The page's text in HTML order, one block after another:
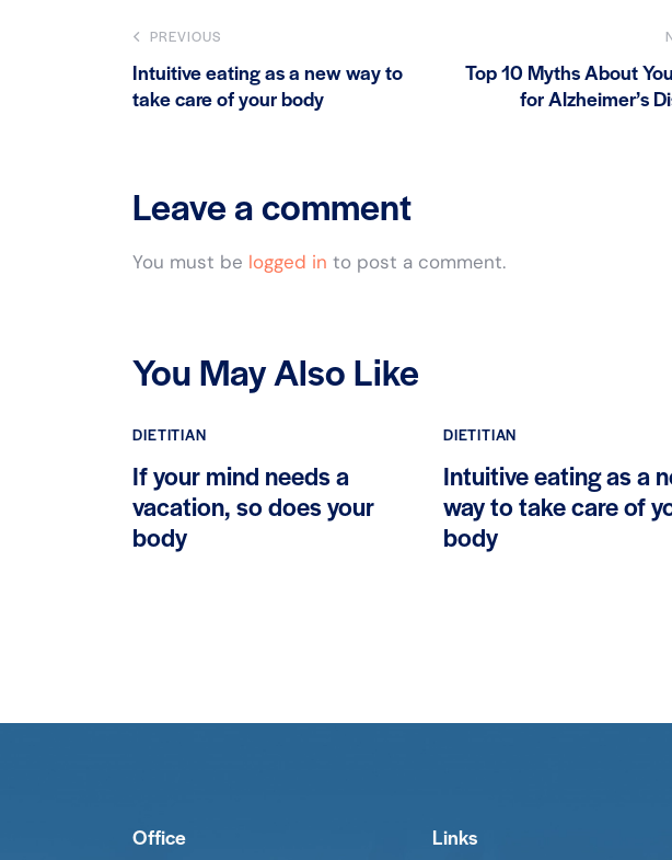
PREVIOUS
Intuitive eating as a new way to
take care of your body
Top 10 Myths About
for Alzheimer’s
Leave a comment
You must be logged in to post a comment.
You May Also Like
DIETITIAN
If your mind needs a
vacation, so does your
body
DIETITIAN
Intuitive eating as a
way to take care of
body
Office Links